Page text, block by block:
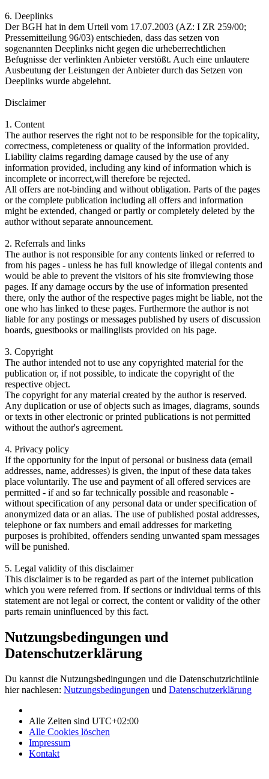
6. Deeplinks
Der BGH hat in dem Urteil vom 17.07.2003 (AZ: I ZR 259/00;
Pressemitteilung 96/03) entschieden, dass das setzen von
sogenannten Deeplinks nicht gegen die urheberrechtlichen
Befugnisse der verlinkten Anbieter verstößt. Auch eine unlautere
Ausbeutung der Leistungen der Anbieter durch das Setzen von
Deeplinks wurde abgelehnt.
Disclaimer
1. Content
The author reserves the right not to be responsible for the topicality,
correctness, completeness or quality of the information provided.
Liability claims regarding damage caused by the use of any
information provided, including any kind of information which is
incomplete or incorrect,will therefore be rejected.
All offers are not-binding and without obligation. Parts of the pages
or the complete publication including all offers and information
might be extended, changed or partly or completely deleted by the
author without separate announcement.
2. Referrals and links
The author is not responsible for any contents linked or referred to
from his pages - unless he has full knowledge of illegal contents and
would be able to prevent the visitors of his site fromviewing those
pages. If any damage occurs by the use of information presented
there, only the author of the respective pages might be liable, not the
one who has linked to these pages. Furthermore the author is not
liable for any postings or messages published by users of discussion
boards, guestbooks or mailinglists provided on his page.
3. Copyright
The author intended not to use any copyrighted material for the
publication or, if not possible, to indicate the copyright of the
respective object.
The copyright for any material created by the author is reserved.
Any duplication or use of objects such as images, diagrams, sounds
or texts in other electronic or printed publications is not permitted
without the author's agreement.
4. Privacy policy
If the opportunity for the input of personal or business data (email
addresses, name, addresses) is given, the input of these data takes
place voluntarily. The use and payment of all offered services are
permitted - if and so far technically possible and reasonable -
without specification of any personal data or under specification of
anonymized data or an alias. The use of published postal addresses,
telephone or fax numbers and email addresses for marketing
purposes is prohibited, offenders sending unwanted spam messages
will be punished.
5. Legal validity of this disclaimer
This disclaimer is to be regarded as part of the internet publication
which you were referred from. If sections or individual terms of this
statement are not legal or correct, the content or validity of the other
parts remain uninfluenced by this fact.
Nutzungsbedingungen und
Datenschutzerklärung
Du kannst die Nutzungsbedingungen und die Datenschutzrichtlinie
hier nachlesen: Nutzungsbedingungen und Datenschutzerklärung
Alle Zeiten sind UTC+02:00
Alle Cookies löschen
Impressum
Kontakt